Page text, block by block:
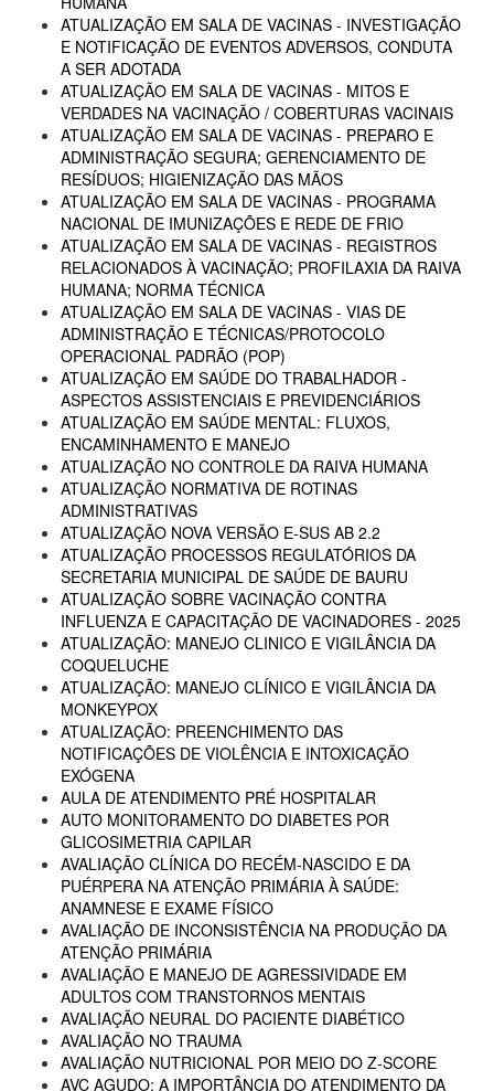
ATUALIZAÇÃO EM SALA DE VACINAS - INVESTIGAÇÃO
E NOTIFICAÇÃO DE EVENTOS ADVERSOS, CONDUTA
A SER ADOTADA
ATUALIZAÇÃO EM SALA DE VACINAS - MITOS E
VERDADES NA VACINAÇÃO / COBERTURAS VACINAIS
ATUALIZAÇÃO EM SALA DE VACINAS - PREPARO E
ADMINISTRAÇÃO SEGURA; GERENCIAMENTO DE
RESÍDUOS; HIGIENIZAÇÃO DAS MÃOS
ATUALIZAÇÃO EM SALA DE VACINAS - PROGRAMA
NACIONAL DE IMUNIZAÇÕES E REDE DE FRIO
ATUALIZAÇÃO EM SALA DE VACINAS - REGISTROS
RELACIONADOS À VACINAÇÃO; PROFILAXIA DA RAIVA
HUMANA; NORMA TÉCNICA
ATUALIZAÇÃO EM SALA DE VACINAS - VIAS DE
ADMINISTRAÇÃO E TÉCNICAS/PROTOCOLO
OPERACIONAL PADRÃO (POP)
ATUALIZAÇÃO EM SAÚDE DO TRABALHADOR -
ASPECTOS ASSISTENCIAIS E PREVIDENCIÁRIOS
ATUALIZAÇÃO EM SAÚDE MENTAL: FLUXOS,
ENCAMINHAMENTO E MANEJO
ATUALIZAÇÃO NO CONTROLE DA RAIVA HUMANA
ATUALIZAÇÃO NORMATIVA DE ROTINAS
ADMINISTRATIVAS
ATUALIZAÇÃO NOVA VERSÃO E-SUS AB 2.2
ATUALIZAÇÃO PROCESSOS REGULATÓRIOS DA
SECRETARIA MUNICIPAL DE SAÚDE DE BAURU
ATUALIZAÇÃO SOBRE VACINAÇÃO CONTRA
INFLUENZA E CAPACITAÇÃO DE VACINADORES - 2025
ATUALIZAÇÃO: MANEJO CLINICO E VIGILÂNCIA DA
COQUELUCHE
ATUALIZAÇÃO: MANEJO CLÍNICO E VIGILÂNCIA DA
MONKEYPOX
ATUALIZAÇÃO: PREENCHIMENTO DAS
NOTIFICAÇÕES DE VIOLÊNCIA E INTOXICAÇÃO
EXÓGENA
AULA DE ATENDIMENTO PRÉ HOSPITALAR
AUTO MONITORAMENTO DO DIABETES POR
GLICOSIMETRIA CAPILAR
AVALIAÇÃO CLÍNICA DO RECÉM-NASCIDO E DA
PUÉRPERA NA ATENÇÃO PRIMÁRIA À SAÚDE:
ANAMNESE E EXAME FÍSICO
AVALIAÇÃO DE INCONSISTÊNCIA NA PRODUÇÃO DA
ATENÇÃO PRIMÁRIA
AVALIAÇÃO E MANEJO DE AGRESSIVIDADE EM
ADULTOS COM TRANSTORNOS MENTAIS
AVALIAÇÃO NEURAL DO PACIENTE DIABÉTICO
AVALIAÇÃO NO TRAUMA
AVALIAÇÃO NUTRICIONAL POR MEIO DO Z-SCORE
AVC AGUDO: A IMPORTÂNCIA DO ATENDIMENTO DA